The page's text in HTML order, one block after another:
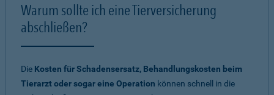
Warum sollte ich eine Tierversicherung
abschließen?
Die Kosten für Schadensersatz, Behandlungskosten beim
Tierarzt oder sogar eine Operation können schnell in die